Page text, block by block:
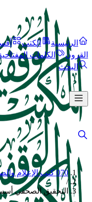
الرئيسية الكتب
القرون
الكلمات
البحث
070 كتب الإعلام والصحافة
/
التحقيق الصحفي